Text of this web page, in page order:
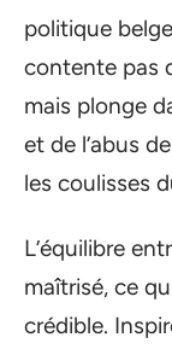
politique
contente pas
mais plonge
et de l’abus
les coulisses
L’équilibre
maîtrisé, ce
crédible.